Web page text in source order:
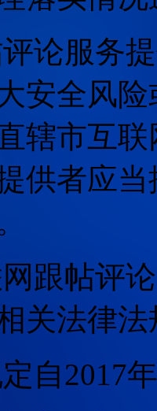
论服务
安全风
辖市互
供者应
跟帖评
关法律
自2017